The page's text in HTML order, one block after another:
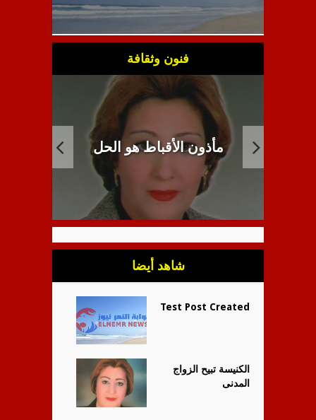
فنون وثقافة
انبطاح اللاهوت القبطي
شاهد أيضا
Test Post Created
الكنيسة تبيح الزواج
المدنى